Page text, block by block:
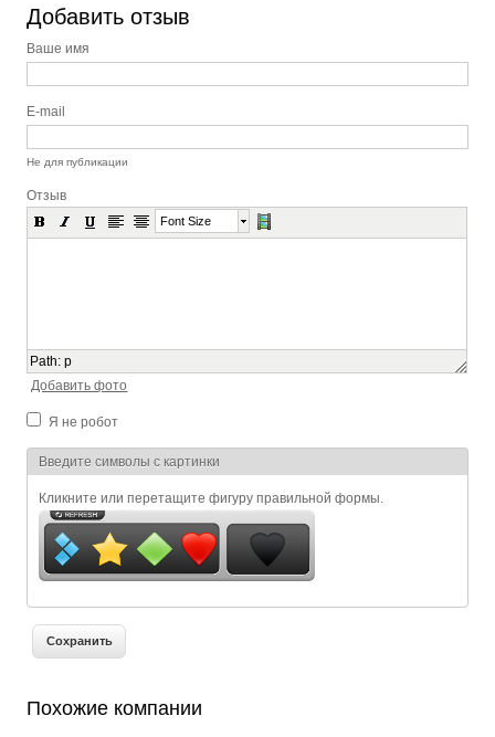
Добавить отзыв
Ваше имя
E-mail
Не для публикации
Отзыв
Font Size
Path:p
Добавить фото
Я не робот
Я спамер
Введите символы с картинки
Кликните или перетащите фигуру правильной формы.
Похожие компании